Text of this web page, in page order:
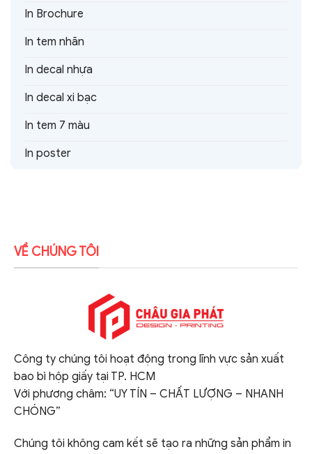
In Brochure
In tem nhãn
In decal nhựa
In decal xi bạc
In tem 7 màu
In poster
VỀ CHÚNG TÔI
Công ty chúng tôi hoạt động trong lĩnh vực sản xuất
bao bì hộp giấy tại TP. HCM
Với phương châm: “UY TÍN – CHẤT LƯỢNG – NHANH
CHÓNG”
Chúng tôi không cam kết sẽ tạo ra những sản phẩm in